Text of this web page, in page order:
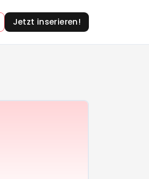
Jetzt inserieren!